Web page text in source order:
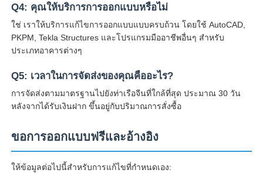
Q4: คุณให้บริการการออกแบบหรือไม่
ใช่ เราให้บริการแก้ไขการออกแบบแบบครบถ้วน โดยใช้ AutoCAD,
PKPM, Tekla Structures และโปรแกรมมืออาชีพอื่นๆ สําหรับ
ประเภทอาคารต่างๆ
Q5: เวลาในการจัดส่งของคุณคืออะไร?
การจัดส่งตามมาตรฐานไปยังท่าเรือจีนที่ใกล้ที่สุด ประมาณ 30 วัน
หลังจากได้รับเงินฝาก ขึ้นอยู่กับปริมาณการสั่งซื้อ
ขอการออกแบบฟรีและอ้างอิง
ให้ข้อมูลต่อไปนี้สําหรับการแก้ไขที่กําหนดเอง: